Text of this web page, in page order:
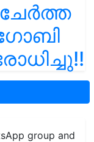
group and